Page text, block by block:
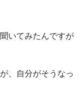
いてみたんですが
、自分がそうなっ